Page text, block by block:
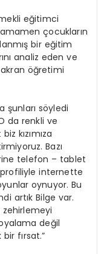
eğitimci
çocukların
bir eğitim
analiz eden ve
öğretimi
şunları söyledi
da renkli ve
kızımıza
Bazı
telefon – tablet
internette
oynuyor. Bu
artık Bilge var.
zehirlemeyi
değil
fırsat.”